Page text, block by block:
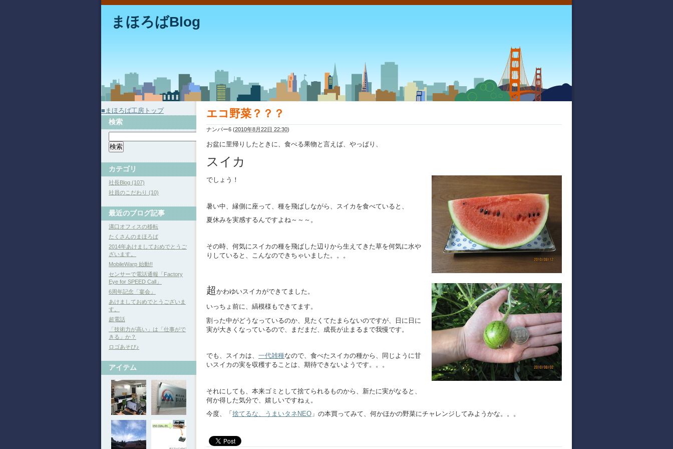
まほろばBlog
エコ野菜？？？
ナンバー6 (2010年8月22日 22:30)
お盆に里帰りしたときに、食べる果物と言えば、やっぱり、
スイカ
でしょう！
暑い中、縁側に座って、種を飛ばしながら、スイカを食べていると、
夏休みを実感するんですよね～～～。
その時、何気にスイカの種を飛ばした辺りから生えてきた草を何気に水や
りしていると、こんなのできちゃいました。。。
超かわゆいスイカができてました。
いっちょ前に、縞模様もできてます。
割った中がどうなっているのか、見たくてたまらないのですが、日に日に
実が大きくなっているので、まだまだ、成長が止まるまで我慢です。
でも、スイカは、 一代雑種なので、食べたスイカの種から、同じように甘
いスイカの実を収穫することは、期待できないようです。。。
それにしても、本来ゴミとして捨てられるものから、新たに実がなると、
何か得した気分で、嬉しいですねぇ。
今度、「 捨てるな、うまいタネNEO 」の本買ってみて、何かほかの野菜にチャレンジしてみようかな。。。
■まほろば工房トップ
検索
カテゴリ
社長Blog (107)
社員のこだわり (10)
最近のブログ記事
溝口オフィスの移転
たくさんのまほろば
2014年あけましておめでとうご
ざいます。
MobileWarp 始動!!
センサーで電話通報「Factory
Eye for SPEED Call」
6周年記念「宴会」
あけましておめでとうございま
す。
超電話
「技術力が高い」は「仕事がで
きる」か？
ロゴあそび♪
アイテム